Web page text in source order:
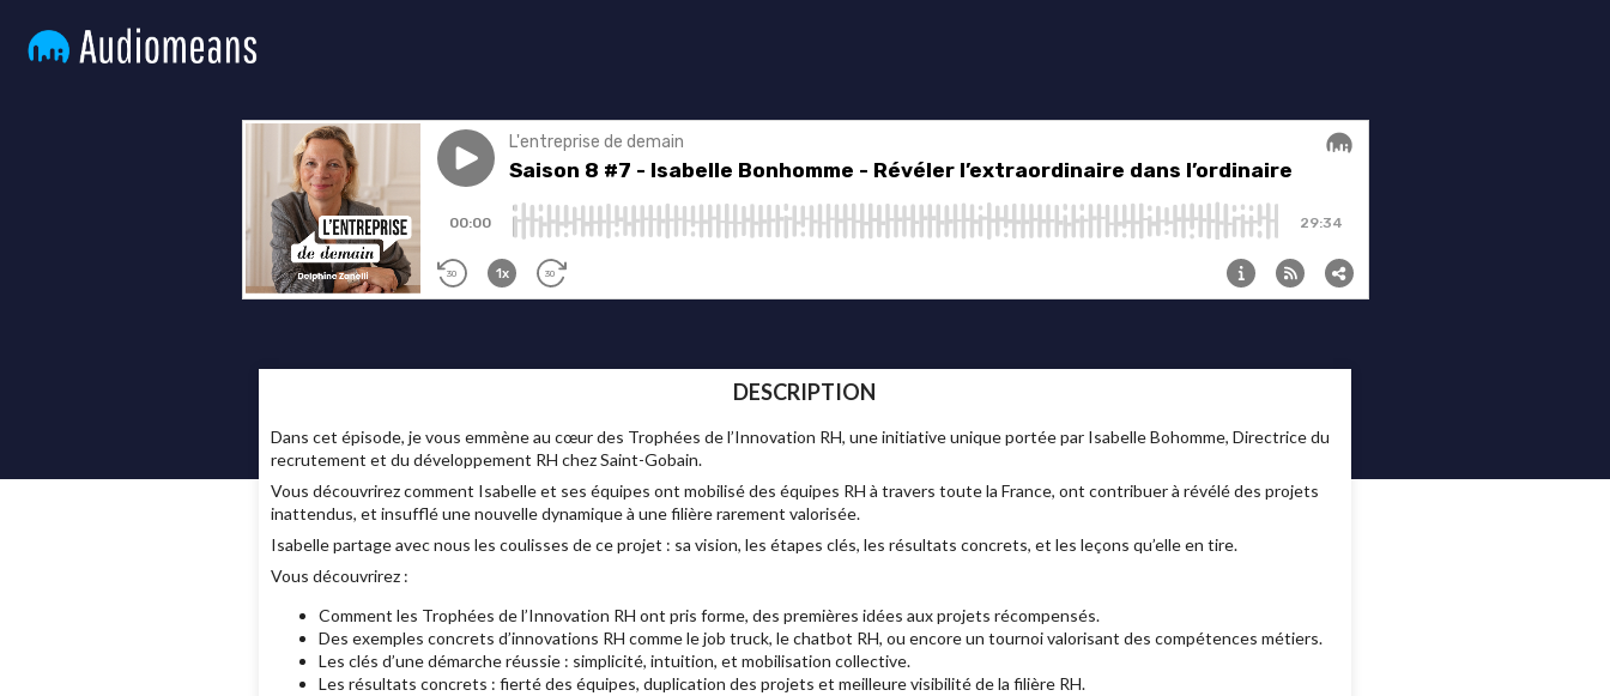
DESCRIPTION
Dans cet épisode, je vous emmène au cœur des Trophées de l’Innovation RH, une initiative unique portée par Isabelle Bohomme, Directrice du
recrutement et du développement RH chez Saint-Gobain.
Vous découvrirez comment Isabelle et ses équipes ont mobilisé des équipes RH à travers toute la France, ont contribuer à révélé des projets
inattendus, et insufflé une nouvelle dynamique à une filière rarement valorisée.
Isabelle partage avec nous les coulisses de ce projet : sa vision, les étapes clés, les résultats concrets, et les leçons qu’elle en tire.
Vous découvrirez :
Comment les Trophées de l’Innovation RH ont pris forme, des premières idées aux projets récompensés.
Des exemples concrets d’innovations RH comme le job truck, le chatbot RH, ou encore un tournoi valorisant des compétences métiers.
Les clés d’une démarche réussie : simplicité, intuition, et mobilisation collective.
Les résultats concrets : fierté des équipes, duplication des projets et meilleure visibilité de la filière RH.